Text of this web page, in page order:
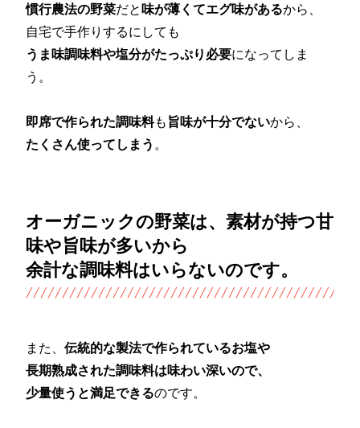
慣行農法の野菜だと味が薄くてエグ味があるから、
自宅で手作りするにしても
うま味調味料や塩分がたっぷり必要になってしま
う。
即席で作られた調味料も 旨味が十分でないから、
たくさん使ってしまう 。
オーガニックの野菜は、素材が持つ甘
味や旨味が多いから
余計な調味料はいらないのです。
また、伝統的な製法で作られているお塩や
長期熟成された調味料は味わい深いので、
少量使うと満足できるのです。